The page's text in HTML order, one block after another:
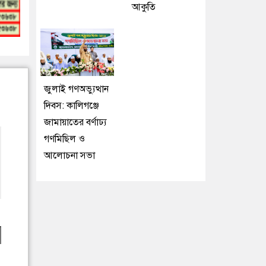
আকুতি
জুলাই গণঅভ্যুত্থান
দিবস: কালিগঞ্জে
জামায়াতের বর্ণাঢ্য
গণমিছিল ও
আলোচনা সভা